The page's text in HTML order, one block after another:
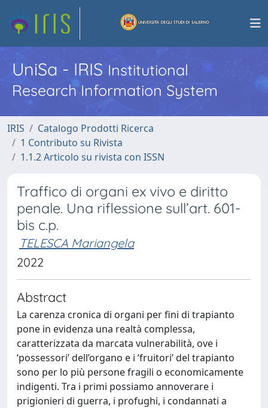
UniSa - IRISInstitutional
Research Information System
IRIS
Catalogo Prodotti Ricerca
1 Contributo su Rivista
1.1.2 Articolo su rivista con ISSN
Traffico di organi ex vivo e diritto
penale. Una riflessione sull’art. 601-
bis c.p.
TELESCA Mariangela
2022
Abstract
La carenza cronica di organi per fini di trapianto
pone in evidenza una realtà complessa,
caratterizzata da marcata vulnerabilità, ove i
‘possessori’ dell’organo e i ‘fruitori’ del trapianto
sono per lo più persone fragili o economicamente
indigenti. Tra i primi possiamo annoverare i
prigionieri di guerra, i profughi, i condannati a